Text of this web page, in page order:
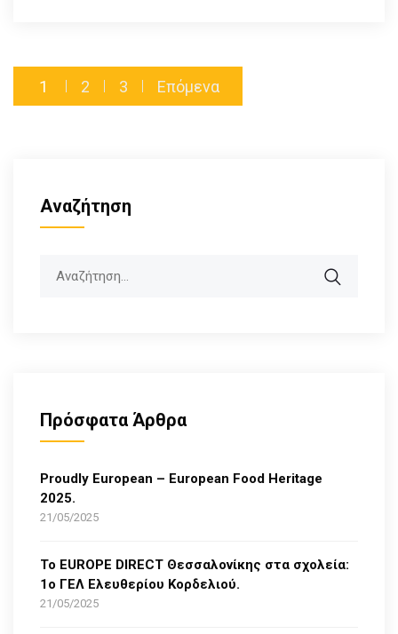
1 2 3 Επόμενα
Αναζήτηση
Πρόσφατα Άρθρα
Proudly European – European Food Heritage
2025.
21/05/2025
Το EUROPE DIRECT Θεσσαλονίκης στα σχολεία:
1ο ΓΕΛ Ελευθερίου Κορδελιού.
21/05/2025